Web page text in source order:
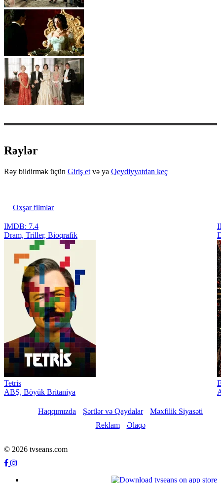
Rəylər
Rəy bildirmək üçün Giriş et və ya Qeydiyyatdan keç
Oxşar filmlər
IMDB: 7.4
Dram, Triller, Bioqrafik
Tetris
ABŞ, Böyük Britaniya
Haqqımızda Şərtlər və Qaydalar
Məxfilik Siyasəti
Reklam
Əlaqə
© 2026 tvseans.com